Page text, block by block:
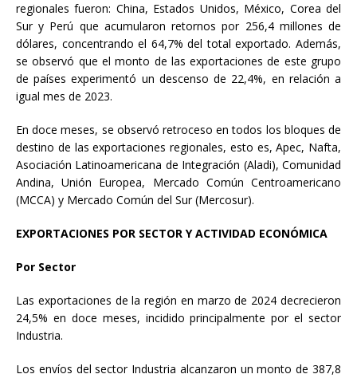
regionales fueron: China, Estados Unidos, México, Corea del
Sur y Perú que acumularon retornos por 256,4 millones de
dólares, concentrando el 64,7% del total exportado. Además,
se observó que el monto de las exportaciones de este grupo
de países experimentó un descenso de 22,4%, en relación a
igual mes de 2023.
En doce meses, se observó retroceso en todos los bloques de
destino de las exportaciones regionales, esto es, Apec, Nafta,
Asociación Latinoamericana de Integración (Aladi), Comunidad
Andina, Unión Europea, Mercado Común Centroamericano
(MCCA) y Mercado Común del Sur (Mercosur).
EXPORTACIONES POR SECTOR Y ACTIVIDAD ECONÓMICA
Por Sector
Las exportaciones de la región en marzo de 2024 decrecieron
24,5% en doce meses, incidido principalmente por el sector
Industria.
Los envíos del sector Industria alcanzaron un monto de 387,8